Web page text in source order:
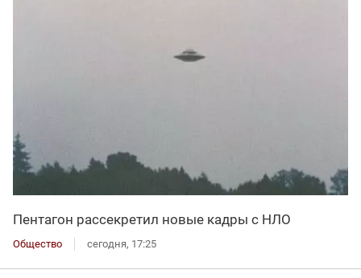
Пентагон рассекретил новые кадры с НЛО
Общество сегодня, 17:25